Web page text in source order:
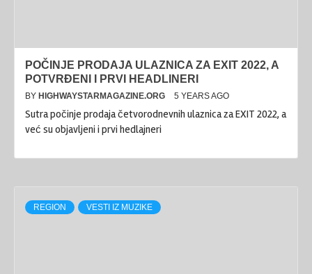
POČINJE PRODAJA ULAZNICA ZA EXIT 2022, A
POTVRĐENI I PRVI HEADLINERI
BY HIGHWAYSTARMAGAZINE.ORG 5 YEARS AGO
Sutra počinje prodaja četvorodnevnih ulaznica za EXIT 2022, a
već su objavljeni i prvi hedlajneri
REGION VESTI IZ MUZIKE